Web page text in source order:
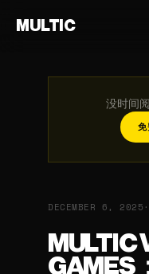
MULTIC
没时间
DECEMBER 6, 2025
MULTIC
GAMES